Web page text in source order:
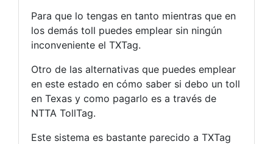
Para que lo tengas en tanto mientras que en
los demás toll puedes emplear sin ningún
inconveniente el TXTag.
Otro de las alternativas que puedes emplear
en este estado en cómo saber si debo un toll
en Texas y como pagarlo es a través de
NTTA TollTag.
Este sistema es bastante parecido a TXTag